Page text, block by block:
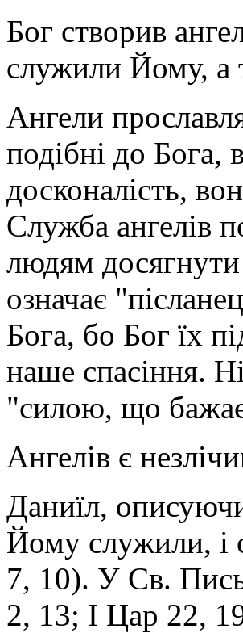
Бог створив
служили Йому, а
Ангели
подібні до Бога,
досконалість,
Служба ангелів
людям
означає
Бога, бо Бог їх
наше спасіння.
"силою, що
Ангелів є
Даниїл,
Йому служили, і
7, 10). У Св.
2, 13; І Цар 22,